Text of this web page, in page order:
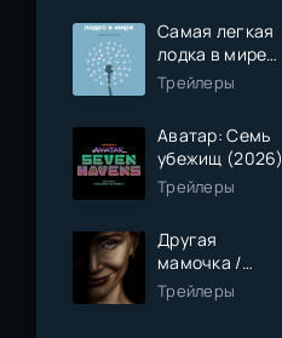
Самая легкая
лодка в мире
(2026)
Трейлеры
Аватар: Семь
убежищ (2026)
Трейлеры
Другая
мамочка /
Чужая мама
(2026)
Трейлеры